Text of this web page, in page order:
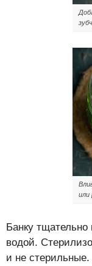
или
Банку
водой.
и не